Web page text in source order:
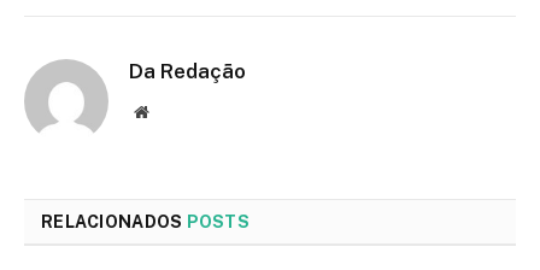
Da Redação
Site
RELACIONADOS POSTS